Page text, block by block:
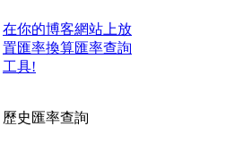
在你的博客網站上放
置匯率換算匯率查詢
工具!
歷史匯率查詢